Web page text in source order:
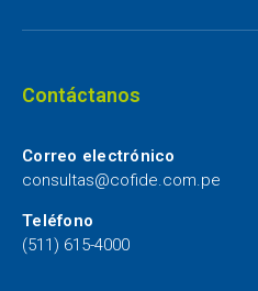
Contáctanos
Correo electrónico
consultas@cofide.com.pe
Teléfono
(511) 615-4000